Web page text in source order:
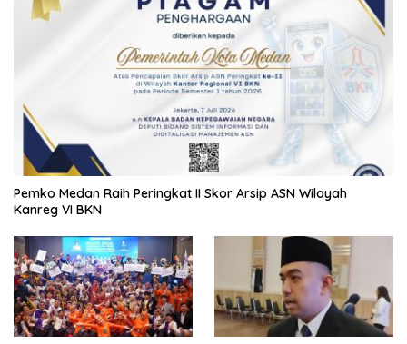
Pemko Medan Raih Peringkat II Skor Arsip ASN Wilayah
Kanreg VI BKN